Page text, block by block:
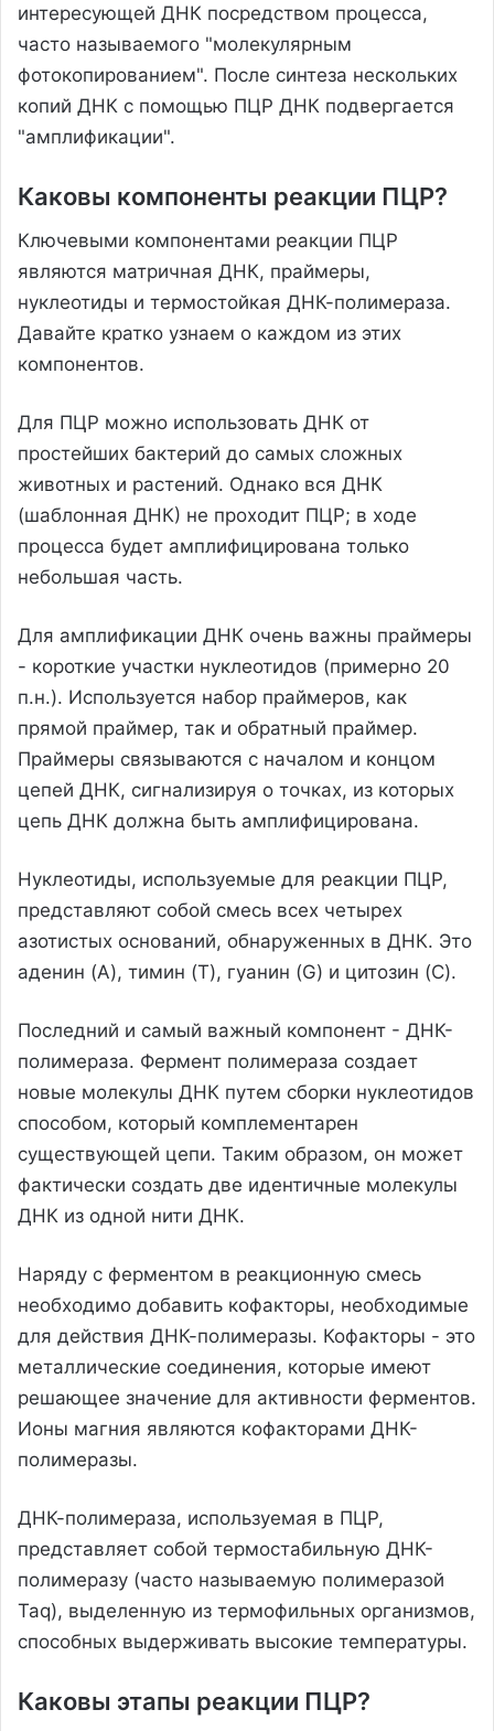
интересующей ДНК посредством процесса,
часто называемого "молекулярным
фотокопированием". После синтеза нескольких
копий ДНК с помощью ПЦР ДНК подвергается
"амплификации".
Каковы компоненты реакции ПЦР?
Ключевыми компонентами реакции ПЦР
являются матричная ДНК, праймеры,
нуклеотиды и термостойкая ДНК-полимераза.
Давайте кратко узнаем о каждом из этих
компонентов.
Для ПЦР можно использовать ДНК от
простейших бактерий до самых сложных
животных и растений. Однако вся ДНК
(шаблонная ДНК) не проходит ПЦР; в ходе
процесса будет амплифицирована только
небольшая часть.
Для амплификации ДНК очень важны праймеры
- короткие участки нуклеотидов (примерно 20
п.н.). Используется набор праймеров, как
прямой праймер, так и обратный праймер.
Праймеры связываются с началом и концом
цепей ДНК, сигнализируя о точках, из которых
цепь ДНК должна быть амплифицирована.
Нуклеотиды, используемые для реакции ПЦР,
представляют собой смесь всех четырех
азотистых оснований, обнаруженных в ДНК. Это
аденин (A), тимин (T), гуанин (G) и цитозин (C).
Последний и самый важный компонент - ДНК-
полимераза. Фермент полимераза создает
новые молекулы ДНК путем сборки нуклеотидов
способом, который комплементарен
существующей цепи. Таким образом, он может
фактически создать две идентичные молекулы
ДНК из одной нити ДНК.
Наряду с ферментом в реакционную смесь
необходимо добавить кофакторы, необходимые
для действия ДНК-полимеразы. Кофакторы - это
металлические соединения, которые имеют
решающее значение для активности ферментов.
Ионы магния являются кофакторами ДНК-
полимеразы.
ДНК-полимераза, используемая в ПЦР,
представляет собой термостабильную ДНК-
полимеразу (часто называемую полимеразой
Taq), выделенную из термофильных организмов,
способных выдерживать высокие температуры.
Каковы этапы реакции ПЦР?